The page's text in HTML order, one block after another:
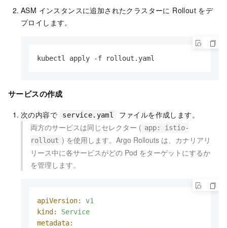
ASM インスタンスに追加されたクラスターに Rollout をデ
プロイします。
kubectl apply -f rollout.yaml
サービスの作成
次の内容で service.yaml
ファイルを作成します。
両方のサービスは同じセレクター ( app: istio-
rollout ) を使用します。Argo Rollouts は、カナリアリ
リース中に各サービスがどの Pod をターゲットにするか
を管理します。
apiVersion:
v1
kind:
Service
metadata: